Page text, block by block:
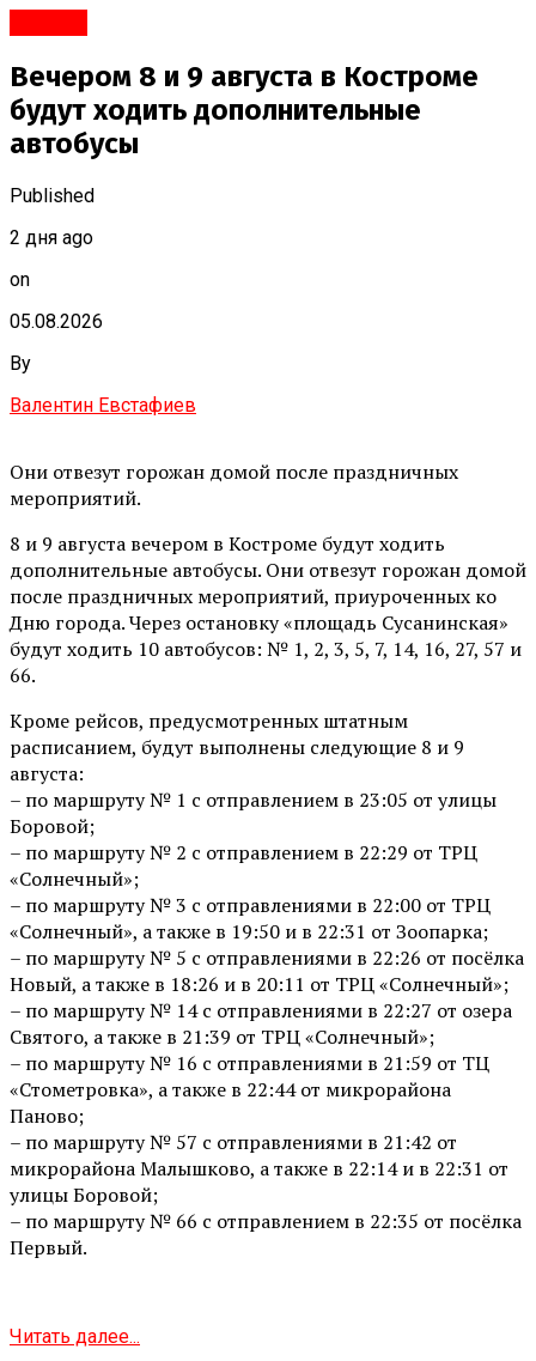
Вечером 8 и 9 августа в Костроме
будут ходить дополнительные
автобусы
Published
2 дня ago
on
05.08.2026
By
Валентин Евстафиев
Они отвезут горожан домой после праздничных
мероприятий.
8 и 9 августа вечером в Костроме будут ходить
дополнительные автобусы. Они отвезут горожан домой
после праздничных мероприятий, приуроченных ко
Дню города. Через остановку «площадь Сусанинская»
будут ходить 10 автобусов: № 1, 2, 3, 5, 7, 14, 16, 27, 57 и
66.
Кроме рейсов, предусмотренных штатным
расписанием, будут выполнены следующие 8 и 9
августа:
– по маршруту № 1 с отправлением в 23:05 от улицы
Боровой;
– по маршруту № 2 с отправлением в 22:29 от ТРЦ
«Солнечный»;
– по маршруту № 3 с отправлениями в 22:00 от ТРЦ
«Солнечный», а также в 19:50 и в 22:31 от Зоопарка;
– по маршруту № 5 с отправлениями в 22:26 от посёлка
Новый, а также в 18:26 и в 20:11 от ТРЦ «Солнечный»;
– по маршруту № 14 с отправлениями в 22:27 от озера
Святого, а также в 21:39 от ТРЦ «Солнечный»;
– по маршруту № 16 с отправлениями в 21:59 от ТЦ
«Стометровка», а также в 22:44 от микрорайона
Паново;
– по маршруту № 57 с отправлениями в 21:42 от
микрорайона Малышково, а также в 22:14 и в 22:31 от
улицы Боровой;
– по маршруту № 66 с отправлением в 22:35 от посёлка
Первый.
Читать далее...